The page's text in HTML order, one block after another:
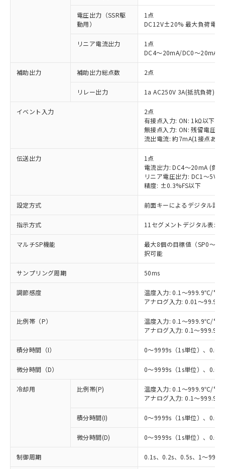
電圧出力（SSR駆
動用）
1点
DC12V±20% 最大負荷電流
リニア電流出力
1点
DC4～20mA/DC0～20mA
補助出力 補助出力総点数 2点
リレー出力 1a AC250V 3A(抵抗負荷)
イベント入力
2点
有接点入力: ON: 1kΩ以下、
無接点入力: ON: 残留電圧
流出電流: 約7mA(1接点あた
伝送出力
1点
電流出力: DC4～20mA (負
リニア電圧出力: DC1～5V
精度: ±0.3%FS以下
設定方式 前面キーによるデジタル設定
指示方式 11セグメントデジタル表示
マルチSP機能
最大8個の目標値（SP0～
択可能
サンプリング周期 50ms
調節感度
温度入力: 0.1～999.9℃/°F
アナログ入力: 0.01～
比例帯（P）
温度入力: 0.1～999.9℃/°F
アナログ入力: 0.1～
積分時間（I） 0～9999s（1s単位）、0.0
微分時間（D） 0～9999s（1s単位）、0.0
冷却用 比例帯(P)
温度入力: 0.1～999.9℃/°F
アナログ入力: 0.1～
積分時間(I) 0～9999s（1s単位）、0.0
微分時間(D) 0～9999s（1s単位）、0.0
制御周期 0.1s、0.2s、0.5s、1～99s
ご利用条件
対応済み：EU RoHS指令（10物質）の
非含有に対応した製品が提供可能な商品で
対応予定：EU RoHS指令（10物質）の非含
有に対応した製品に切り替える予定のある
商品です。